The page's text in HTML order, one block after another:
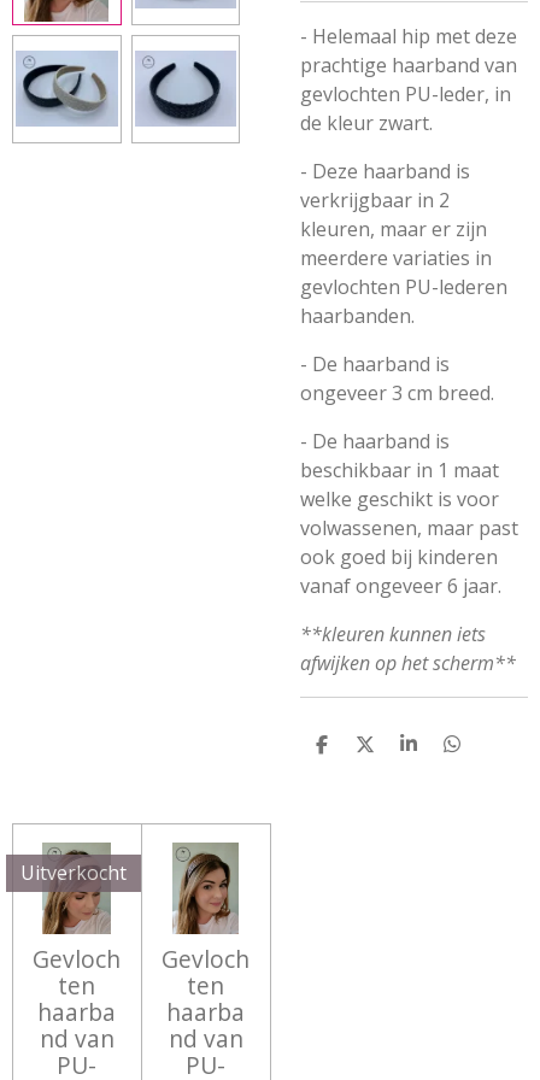
- Helemaal hip met deze
prachtige haarband van
gevlochten PU-leder, in
de kleur zwart.
- Deze haarband is
verkrijgbaar in 2
kleuren, maar er zijn
meerdere variaties in
gevlochten PU-lederen
haarbanden.
- De haarband is
ongeveer 3 cm breed.
- De haarband is
beschikbaar in 1 maat
welke geschikt is voor
volwassenen, maar past
ook goed bij kinderen
vanaf ongeveer 6 jaar.
**kleuren kunnen iets
afwijken op het scherm**
D
D
S
D
Uitverkocht
Gevloch
ten
haarba
nd van
PU-
Gevloch
ten
haarba
nd van
PU-